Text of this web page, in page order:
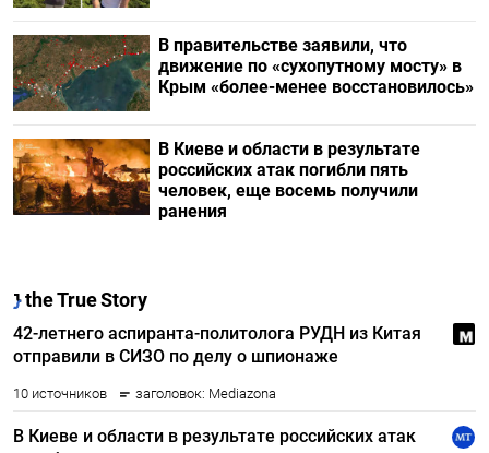
В правительстве заявили, что
движение по «сухопутному мосту» в
Крым «более-менее восстановилось»
В Киеве и области в результате
российских атак погибли пять
человек, еще восемь получили
ранения